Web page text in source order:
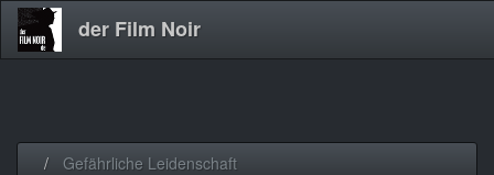
der Film Noir
Gefährliche Leidenschaft